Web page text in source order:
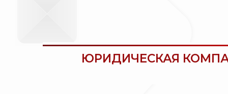
OKM
ЮРИДИЧЕСКАЯ